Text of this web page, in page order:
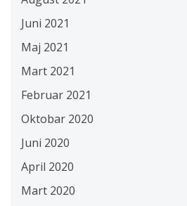
Juni 2021
Maj 2021
Mart 2021
Februar 2021
Oktobar 2020
Juni 2020
April 2020
Mart 2020